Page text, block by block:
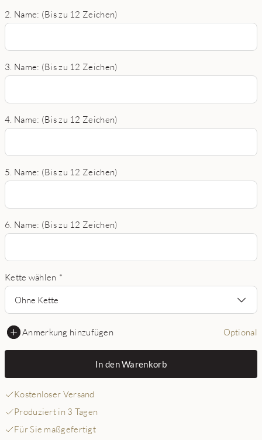
2. Name: (Bis zu 12 Zeichen)
3. Name: (Bis zu 12 Zeichen)
4. Name: (Bis zu 12 Zeichen)
5. Name: (Bis zu 12 Zeichen)
6. Name: (Bis zu 12 Zeichen)
Kette wählen *
Ohne Kette
Anmerkung hinzufügen Optional
In den Warenkorb
Kostenloser Versand
Produziert in 3 Tagen
Für Sie maßgefertigt